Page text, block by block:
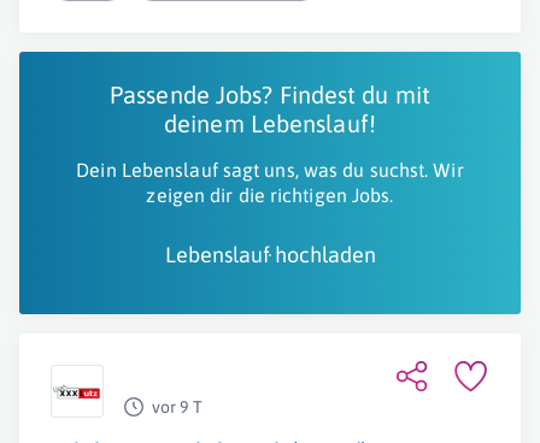
Passende Jobs? Findest du mit
deinem Lebenslauf!
Dein Lebenslauf sagt uns, was du suchst. Wir
zeigen dir die richtigen Jobs.
Lebenslauf hochladen
vor 9 T